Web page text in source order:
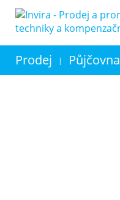
Prodej | Půjčovna